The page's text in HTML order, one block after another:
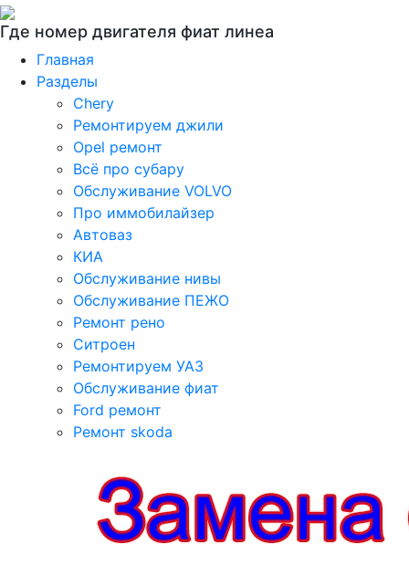
Где номер двигателя фиат линеа
Главная
Разделы
Chery
Ремонтируем джили
Opel ремонт
Всё про субару
Обслуживание VOLVO
Про иммобилайзер
Автоваз
КИА
Обслуживание нивы
Обслуживание ПЕЖО
Ремонт рено
Ситроен
Ремонтируем УАЗ
Обслуживание фиат
Ford ремонт
Ремонт skoda